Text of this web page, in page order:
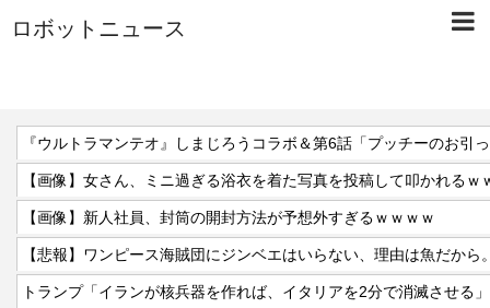
ロボットニュース
『ウルトラマンテオ』しまじろうコラボ＆第6話「プッチーのお引
【画像】女さん、ミニ過ぎる浴衣を着た写真を投稿して叩かれるｗ
【画像】新人社員、封筒の開封方法が予想外すぎるｗｗｗｗ
【悲報】ワンピース海賊団にジンベエはいらない、理由は魚だから